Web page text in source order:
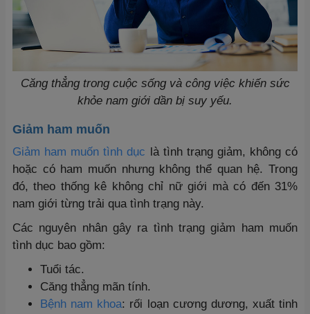
Căng thẳng trong cuộc sống và công việc khiến sức
khỏe nam giới dần bị suy yếu.
Giảm ham muốn
Giảm ham muốn tình dục là tình trạng giảm, không có
hoặc có ham muốn nhưng không thể quan hệ. Trong
đó, theo thống kê không chỉ nữ giới mà có đến 31%
nam giới từng trải qua tình trạng này.
Các nguyên nhân gây ra tình trạng giảm ham muốn
tình dục bao gồm:
Tuổi tác.
Căng thẳng mãn tính.
Bệnh nam khoa: rối loạn cương dương, xuất tinh